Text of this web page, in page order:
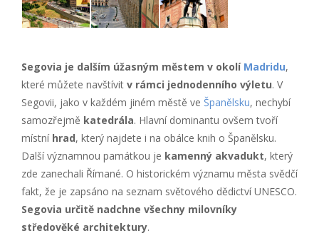
Segovia je dalším úžasným městem v okolí Madridu,
které můžete navštívit v rámci jednodenního výletu. V
Segovii, jako v každém jiném městě ve Španělsku, nechybí
samozřejmě katedrála. Hlavní dominantu ovšem tvoří
místní hrad, který najdete i na obálce knih o Španělsku.
Další významnou památkou je kamenný akvadukt, který
zde zanechali Římané. O historickém významu města svědčí
fakt, že je zapsáno na seznam světového dědictví UNESCO.
Segovia určitě nadchne všechny milovníky
středověké architektury.